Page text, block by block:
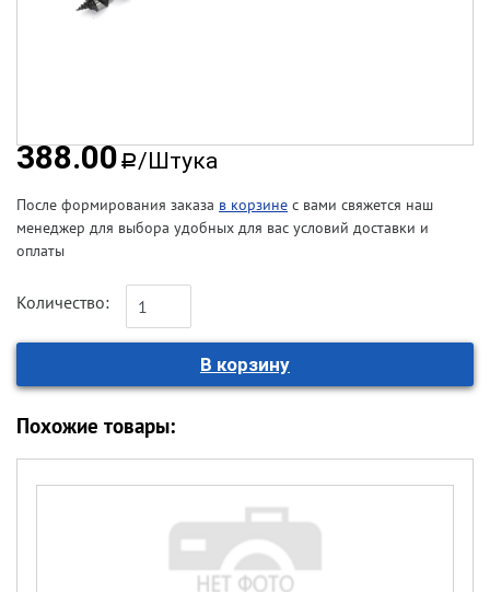
388.00a/Штука
После формирования заказа в корзине с вами свяжется наш
менеджер для выбора удобных для вас условий доставки и
оплаты
Количество:
Похожие товары: